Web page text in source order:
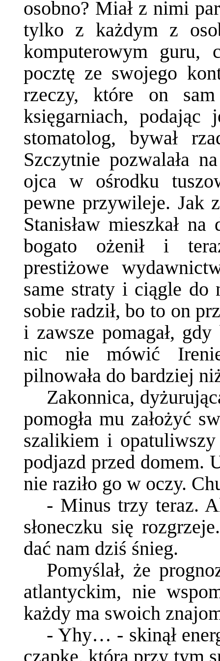
osobno? Miał z nimi
tylko z każdym z
komputerowym guru,
pocztę ze swojego
rzeczy, które on
księgarniach, podając
stomatolog, bywał
Szczytnie pozwalała
ojca w ośrodku
pewne przywileje. Jak
Stanisław mieszkał
bogato ożenił i
prestiżowe
same straty i ciągle do
sobie radził, bo to on
i zawsze pomagał,
nic nie mówić
pilnowała do bardziej
Zakonnica,
pomogła mu założyć
szalikiem i
podjazd przed domem.
nie raziło go w oczy.
- Minus trzy teraz.
słoneczku się
dać nam dziś śnieg.
Pomyślał, że
atlantyckim, nie
każdy ma swoich
- Yhy… - skinął
czapkę, która przy tym